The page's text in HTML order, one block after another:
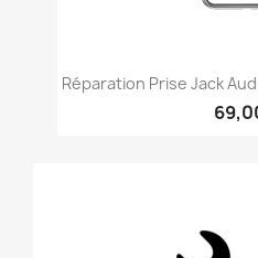
Réparation Prise Jack